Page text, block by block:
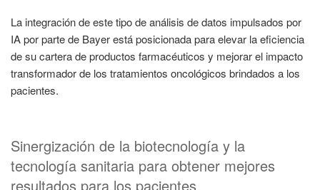
La integración de este tipo de análisis de datos impulsados por
IA por parte de Bayer está posicionada para elevar la eficiencia
de su cartera de productos farmacéuticos y mejorar el impacto
transformador de los tratamientos oncológicos brindados a los
pacientes.
Sinergización de la biotecnología y la
tecnología sanitaria para obtener mejores
resultados para los pacientes